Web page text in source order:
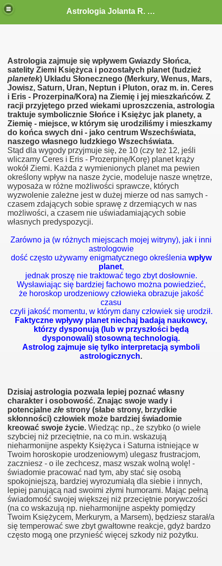
Astrologia Jolanta R. G.-Gołębiewska
Astrologia zajmuje się wpływem Gwiazdy Słońca,
satelity Ziemi Księżyca i pozostałych planet (tudzież
planetek) Układu Słonecznego (Merkury, Wenus, Mars,
Jowisz, Saturn, Uran, Neptun i Pluton, oraz m. in. Ceres
i Eris - Prozerpina/Kora) na Ziemię i jej mieszkańców. Z
racji przyjętego przed wiekami uproszczenia, astrologia
traktuje symbolicznie Słońce i Księżyc jak planety, a
Ziemię - miejsce, w którym się urodziliśmy i mieszkamy
do końca swych dni - jako centrum Wszechświata,
naszego własnego ludzkiego Wszechświata.
Stąd dla wygody przyjmuje się, że 10 (czy też 12, jeśli
wliczamy Ceres i Eris - Prozerpinę/Korę) planet krąży
wokół Ziemi. Każda z wymienionych planet ma pewien
określony wpływ na nasze życie, modeluje nasze wnętrze,
wyposaża w różne możliwości sprawcze, których
wyzwolenie zależne jest w dużej mierze od nas samych -
czasem zdających sobie sprawę z drzemiących w nas
możliwości, a czasem nie uświadamiających sobie
własnych predyspozycji.
Zarówno ja (w różnych miejscach mojej witryny), jak i inni
astrologowie
dość często używamy enigmatycznego określenia wpływ
planet,
jednak proszę nie traktować tego zbyt dosłownie.
Wysławiając się bardziej fachowo można powiedzieć,
że horoskop urodzeniowy człowieka obrazuje jakość
czasu
czyli jakość momentu, w którym dany człowiek się urodził.
Faktyczne wpływy planet niechaj badają naukowcy,
którzy dysponują (lub w przyszłości będą
dysponowali) stosowną technologią.
Astrolog zajmuje się tylko interpretacją symboli
astrologicznych.
Dzisiaj astrologia pozwala lepiej poznać własny
charakter i osobowość. Znając swoje wady i
potencjalne złe strony (słabe strony, brzydkie
skłonności) człowiek może bardziej świadomie
kreować swoje życie. Wiedząc np., że szybko (o wiele
szybciej niż przeciętnie, na co m.in. wskazują
nieharmonijne aspekty Księżyca i Saturna istniejące w
Twoim horoskopie urodzeniowym) ulegasz frustracjom,
zaczniesz - o ile zechcesz, masz wszak wolną wolę! -
świadomie pracować nad tym, aby stać się osobą
spokojniejszą, bardziej wyrozumiałą dla siebie i innych,
lepiej panującą nad swoimi złymi humorami. Mając pełną
świadomość swojej większej niż przeciętnie porywczości
(na co wskazują np. nieharmonijne aspekty pomiędzy
Twoim Księżycem, Merkurym, a Marsem), będziesz starał/a
się temperować swe zbyt gwałtowne reakcje, gdyż bardzo
często mogą one przynieść więcej szkody niż pożytku.